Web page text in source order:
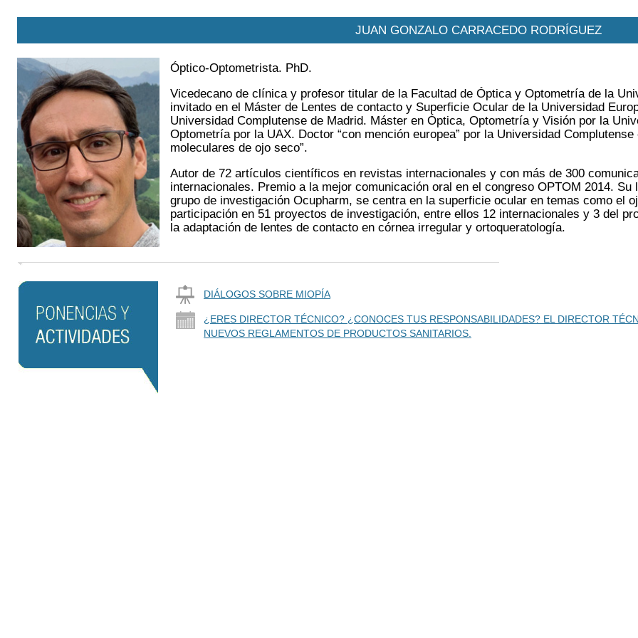
JUAN GONZALO CARRACEDO RODRÍGUEZ
Óptico-Optometrista. PhD.
Vicedecano de clínica y profesor titular de la Facultad de Óptica y Optometría de la
invitado en el Máster de Lentes de contacto y Superficie Ocular de la Universidad
Universidad Complutense de Madrid. Máster en Óptica, Optometría y Visión por la
Optometría por la UAX. Doctor “con mención europea” por la Universidad
moleculares de ojo seco”.
Autor de 72 artículos científicos en revistas internacionales y con más de 300
internacionales. Premio a la mejor comunicación oral en el congreso OPTOM 2014.
grupo de investigación Ocupharm, se centra en la superficie ocular en temas como el
participación en 51 proyectos de investigación, entre ellos 12 internacionales y 3 del
la adaptación de lentes de contacto en córnea irregular y ortoqueratología.
DIÁLOGOS SOBRE MIOPÍA
¿ERES DIRECTOR TÉCNICO? ¿CONOCES TUS RESPONSABILIDADES? EL DIRECTOR
NUEVOS REGLAMENTOS DE PRODUCTOS SANITARIOS.